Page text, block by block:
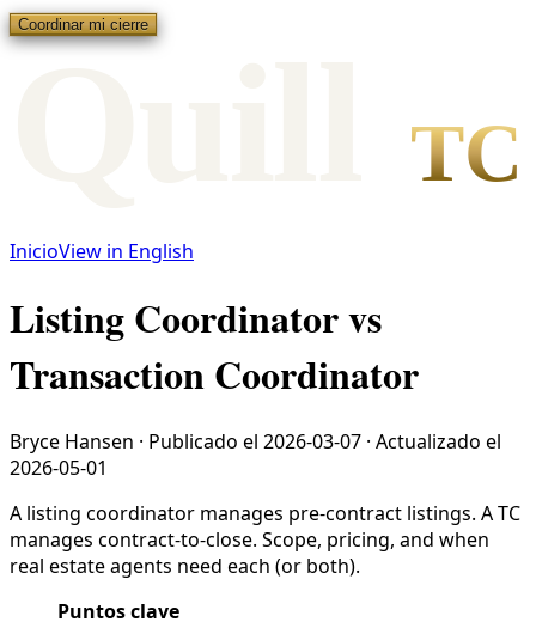
Coordinar mi cierre
TC
InicioView in English
Listing Coordinator vs
Transaction Coordinator
Bryce Hansen · Publicado el 2026-03-07 · Actualizado el
2026-05-01
A listing coordinator manages pre-contract listings. A TC
manages contract-to-close. Scope, pricing, and when
real estate agents need each (or both).
Puntos clave